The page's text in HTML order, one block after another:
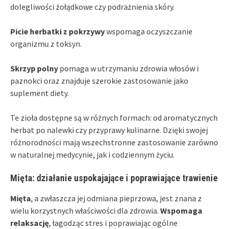
dolegliwości żołądkowe czy podrażnienia skóry.
Picie herbatki z pokrzywywspomaga oczyszczanie
organizmu z toksyn.
Skrzyp polny pomaga w utrzymaniu zdrowia włosów i
paznokci oraz znajduje szerokie zastosowanie jako
suplement diety.
Te zioła dostępne są w różnych formach: od aromatycznych
herbat po nalewki czy przyprawy kulinarne. Dzięki swojej
różnorodności mają wszechstronne zastosowanie zarówno
w naturalnej medycynie, jak i codziennym życiu.
Mięta: działanie uspokajające i poprawiające trawienie
Mięta, a zwłaszcza jej odmiana pieprzowa, jest znana z
wielu korzystnych właściwości dla zdrowia. Wspomaga
relaksację, łagodząc stres i poprawiając ogólne